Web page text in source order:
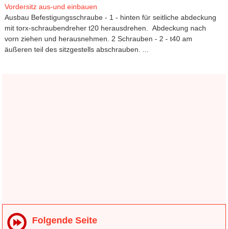
Vordersitz aus-und einbauen
Ausbau Befestigungsschraube - 1 - hinten für seitliche abdeckung
mit torx-schraubendreher t20 herausdrehen. Abdeckung nach
vorn ziehen und herausnehmen. 2 Schrauben - 2 - t40 am
äußeren teil des sitzgestells abschrauben. ...
Folgende Seite